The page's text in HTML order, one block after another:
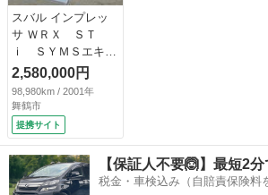
スバル インプレッ
サ ＷＲＸ ＳＴ
ｉ ＳＹＭＳエキマ
ニトウ長タイプフロ
ントパイプキャタ付
きＨＫＳセンターマ
フラーリアマフラ
ー ブリッツパワー
メーターフラッシ
ュ ＨＫＳ Ｖプロ
ＶＡＬＣＯＮＰｒ
2,580,000円
98,980km / 2001年
舞鶴市
提携サイト
【保証人不要🙆】最短2
税金・車検込み（自賠責保険料